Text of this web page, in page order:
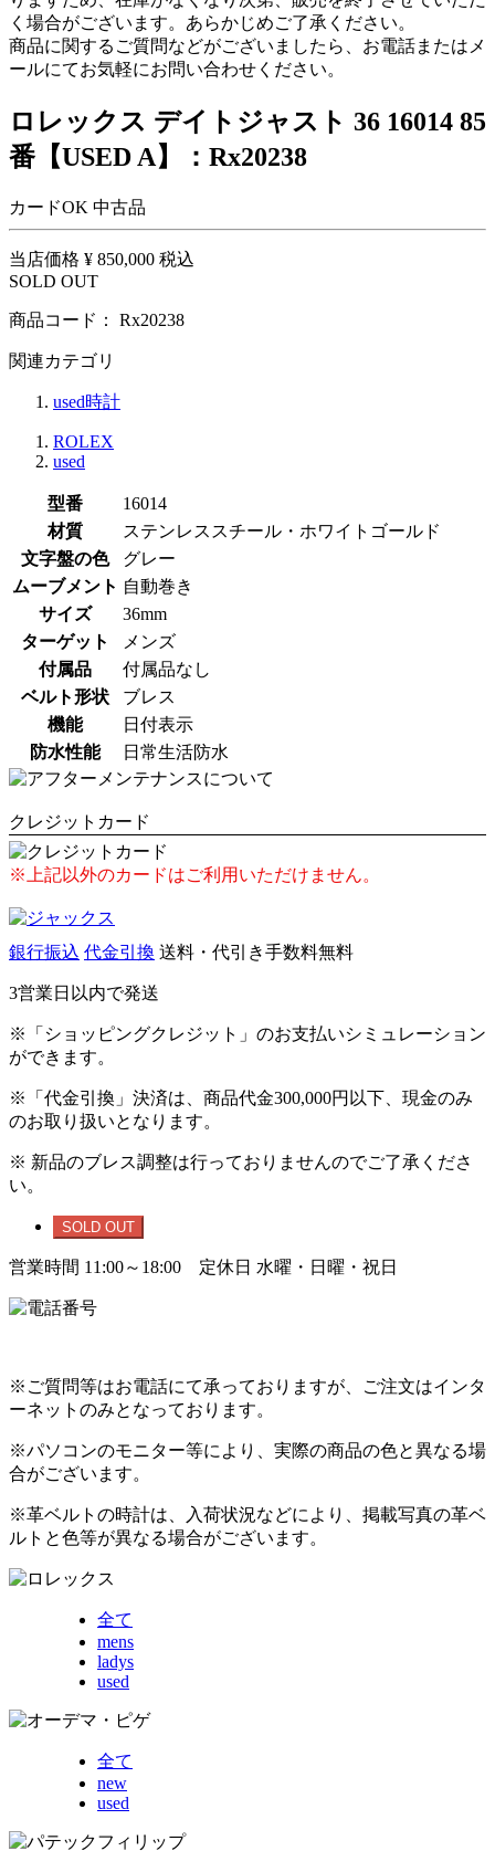
く場合がございます。あらかじめご了承ください。
商品に関するご質問などがございましたら、お電話またはメ
ールにてお気軽にお問い合わせください。
ロレックス デイトジャスト 36 16014 85
番【USED A】：Rx20238
カードOK 中古品
当店価格 ¥ 850,000 税込
SOLD OUT
商品コード： Rx20238
関連カテゴリ
used時計
ROLEX
used
型番
16014
材質
ステンレススチール・ホワイトゴールド
文字盤の色
グレー
ムーブメント 自動巻き
サイズ
36mm
ターゲット
メンズ
付属品
付属品なし
ベルト形状
ブレス
機能
日付表示
防水性能
日常生活防水
クレジットカード
※上記以外のカードはご利用いただけません。
銀行振込 代金引換 送料・代引き手数料無料
3営業日以内で発送
※「ショッピングクレジット」のお支払いシミュレーション
ができます。
※「代金引換」決済は、商品代金300,000円以下、現金のみ
のお取り扱いとなります。
※ 新品のブレス調整は行っておりませんのでご了承くださ
い。
SOLD OUT
営業時間 11:00～18:00 定休日 水曜・日曜・祝日
※ご質問等はお電話にて承っておりますが、ご注文はインタ
ーネットのみとなっております。
※パソコンのモニター等により、実際の商品の色と異なる場
合がございます。
※革ベルトの時計は、入荷状況などにより、掲載写真の革ベ
ルトと色等が異なる場合がございます。
全て
mens
ladys
used
全て
new
used